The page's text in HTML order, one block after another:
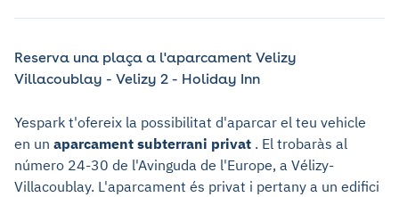
Reserva una plaça a l'aparcament Velizy
Villacoublay - Velizy 2 - Holiday Inn
Yespark t'ofereix la possibilitat d'aparcar el teu vehicle
en un aparcament subterrani privat . El trobaràs al
número 24-30 de l'Avinguda de l'Europe, a Vélizy-
Villacoublay. L'aparcament és privat i pertany a un edifici